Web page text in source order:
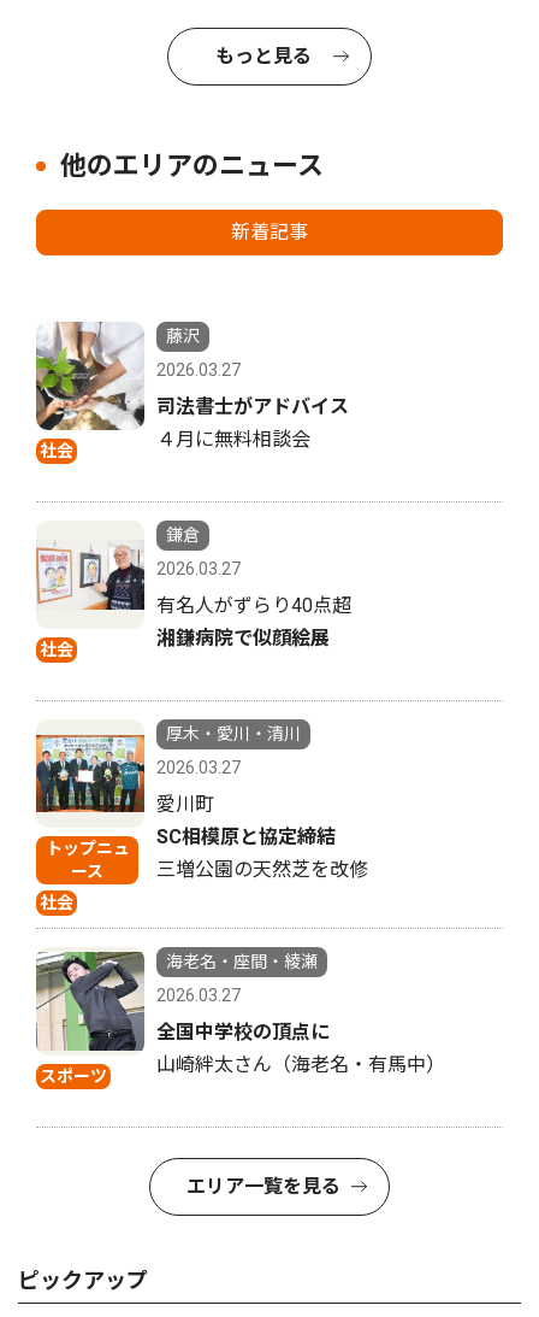
もっと見る
他のエリアのニュース
新着記事
社会
藤沢
2026.03.27
司法書士がアドバイス
４月に無料相談会
社会
鎌倉
2026.03.27
有名人がずらり40点超
湘鎌病院で似顔絵展
トップニュ
ース
社会
厚木・愛川・清川
2026.03.27
愛川町
SC相模原と協定締結
三増公園の天然芝を改修
スポーツ
海老名・座間・綾瀬
2026.03.27
全国中学校の頂点に
山崎絆太さん（海老名・有馬中）
エリア一覧を見る
ピックアップ